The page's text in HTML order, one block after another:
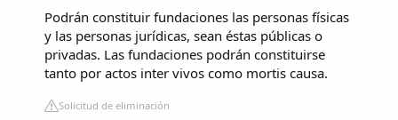
Podrán constituir fundaciones las personas físicas
y las personas jurídicas, sean éstas públicas o
privadas. Las fundaciones podrán constituirse
tanto por actos inter vivos como mortis causa.
Solicitud de eliminación